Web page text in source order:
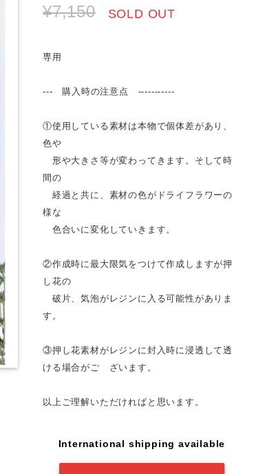
¥7,150 SOLD OUT
専用
--- 購入時の注意点 -----------
①使用している素材は本物で個体差があり、
色や
形や大きさ等が変わってきます。そして時
間の
経過と共に、素材の色がドライフラワーの
様な
色合いに変化していきます。
②作成時に最大限気をつけて作成しますが押
し花の
破片、気泡がレジンに入る可能性がありま
す。
③押し花素材がレジンに封入時に浸透して透
ける場合がご ざいます。
以上ご理解いただければと思います。
International shipping available